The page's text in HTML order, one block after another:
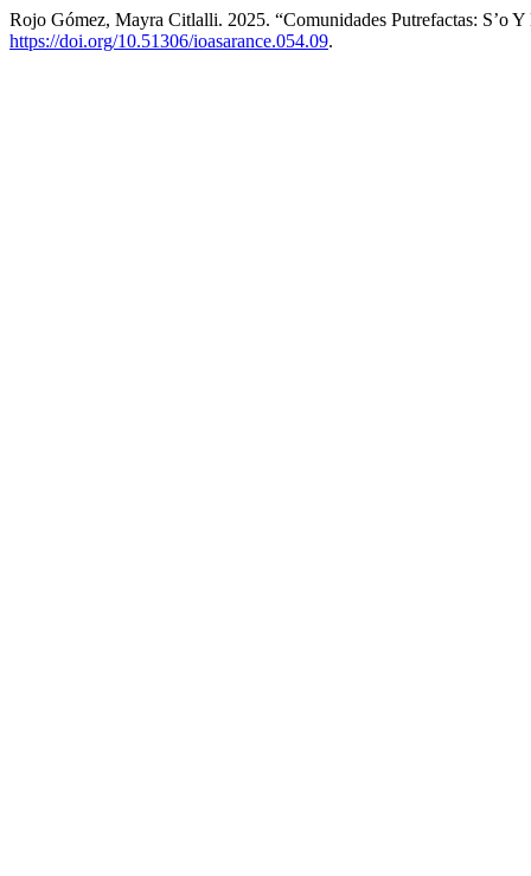
Rojo Gómez, Mayra Citlalli. 2025. “Comunidades Putrefactas: S’o
https://doi.org/10.51306/ioasarance.054.09.